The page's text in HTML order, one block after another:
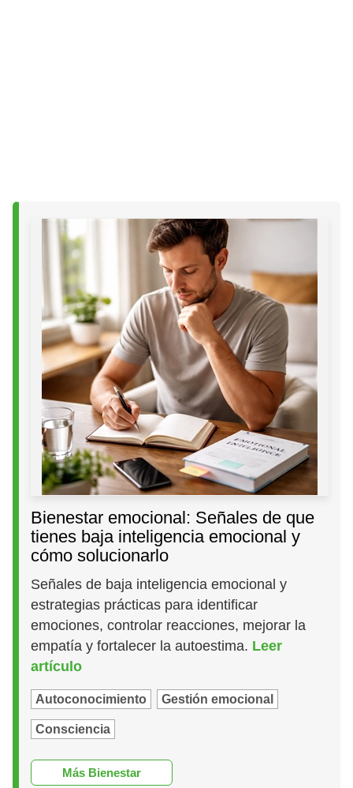
Bienestar emocional: Señales de que
tienes baja inteligencia emocional y
cómo solucionarlo
Señales de baja inteligencia emocional y
estrategias prácticas para identificar
emociones, controlar reacciones, mejorar la
empatía y fortalecer la autoestima. Leer
artículo
Autoconocimiento Gestión emocional
Consciencia
Más Bienestar